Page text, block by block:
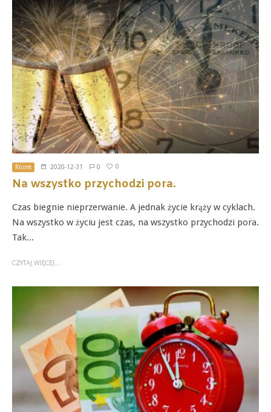
Różne 2020-12-31 0 0
Na wszystko przychodzi pora.
Czas biegnie nieprzerwanie. A jednak życie krąży w cyklach.
Na wszystko w życiu jest czas, na wszystko przychodzi pora.
Tak...
CZYTAJ WIĘCEJ...